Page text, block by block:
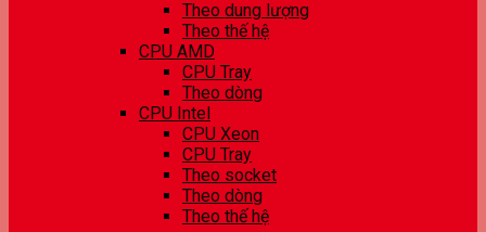
Theo dung lượng
Theo thế hệ
CPU AMD
CPU Tray
Theo dòng
CPU Intel
CPU Xeon
CPU Tray
Theo socket
Theo dòng
Theo thế hệ